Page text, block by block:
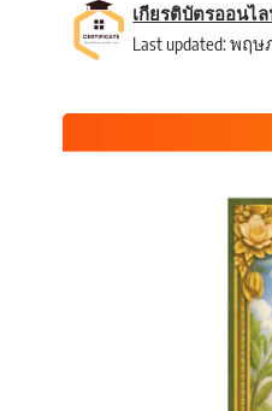
Last updated: พฤษ
เกียรติบัตรออนไล